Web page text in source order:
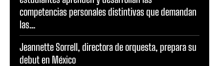
competencias personales distintivas que demandan
las...
Jeannette Sorrell, directora de orquesta, prepara su
debut en México